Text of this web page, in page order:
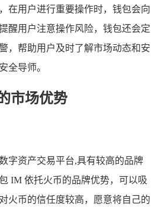
在用户进行重要操作时，钱包会向
醒用户注意操作风险，钱包还会定
，帮助用户及时了解市场动态和安
全导师。
市场优势
字资产交易平台,具有较高的品牌
IM 依托火币的品牌优势，可以吸
火币的信任度较高，愿意将自己的